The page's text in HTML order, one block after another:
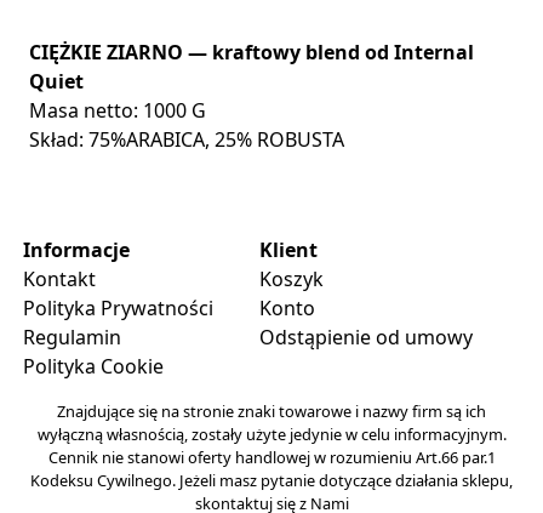
CIĘŻKIE ZIARNO — kraftowy blend od Internal
Quiet
Masa netto: 1000 G
Skład: 75%ARABICA, 25% ROBUSTA
Informacje
Kontakt
Polityka Prywatności
Regulamin
Polityka Cookie
Klient
Koszyk
Konto
Odstąpienie od umowy
Znajdujące się na stronie znaki towarowe i nazwy firm są ich
wyłączną własnością, zostały użyte jedynie w celu informacyjnym.
Cennik nie stanowi oferty handlowej w rozumieniu Art.66 par.1
Kodeksu Cywilnego. Jeżeli masz pytanie dotyczące działania sklepu,
skontaktuj się z Nami